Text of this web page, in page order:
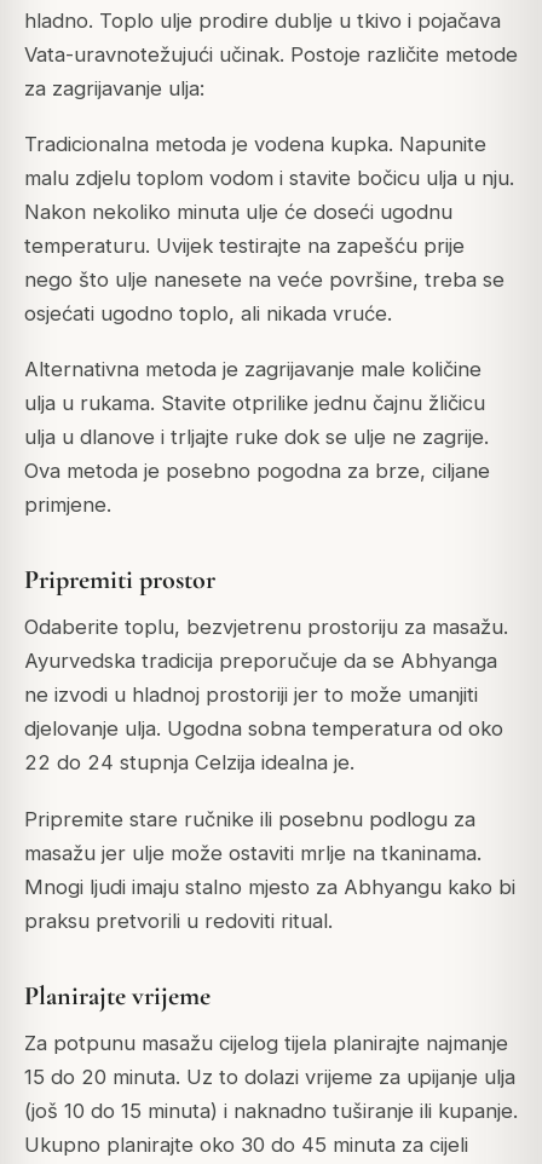
hladno. Toplo ulje prodire dublje u tkivo i pojačava
Vata-uravnotežujući učinak. Postoje različite metode
za zagrijavanje ulja:
Tradicionalna metoda je vodena kupka. Napunite
malu zdjelu toplom vodom i stavite bočicu ulja u nju.
Nakon nekoliko minuta ulje će doseći ugodnu
temperaturu. Uvijek testirajte na zapešću prije
nego što ulje nanesete na veće površine, treba se
osjećati ugodno toplo, ali nikada vruće.
Alternativna metoda je zagrijavanje male količine
ulja u rukama. Stavite otprilike jednu čajnu žličicu
ulja u dlanove i trljajte ruke dok se ulje ne zagrije.
Ova metoda je posebno pogodna za brze, ciljane
primjene.
Pripremiti prostor
Odaberite toplu, bezvjetrenu prostoriju za masažu.
Ayurvedska tradicija preporučuje da se Abhyanga
ne izvodi u hladnoj prostoriji jer to može umanjiti
djelovanje ulja. Ugodna sobna temperatura od oko
22 do 24 stupnja Celzija idealna je.
Pripremite stare ručnike ili posebnu podlogu za
masažu jer ulje može ostaviti mrlje na tkaninama.
Mnogi ljudi imaju stalno mjesto za Abhyangu kako bi
praksu pretvorili u redoviti ritual.
Planirajte vrijeme
Za potpunu masažu cijelog tijela planirajte najmanje
15 do 20 minuta. Uz to dolazi vrijeme za upijanje ulja
(još 10 do 15 minuta) i naknadno tuširanje ili kupanje.
Ukupno planirajte oko 30 do 45 minuta za cijeli